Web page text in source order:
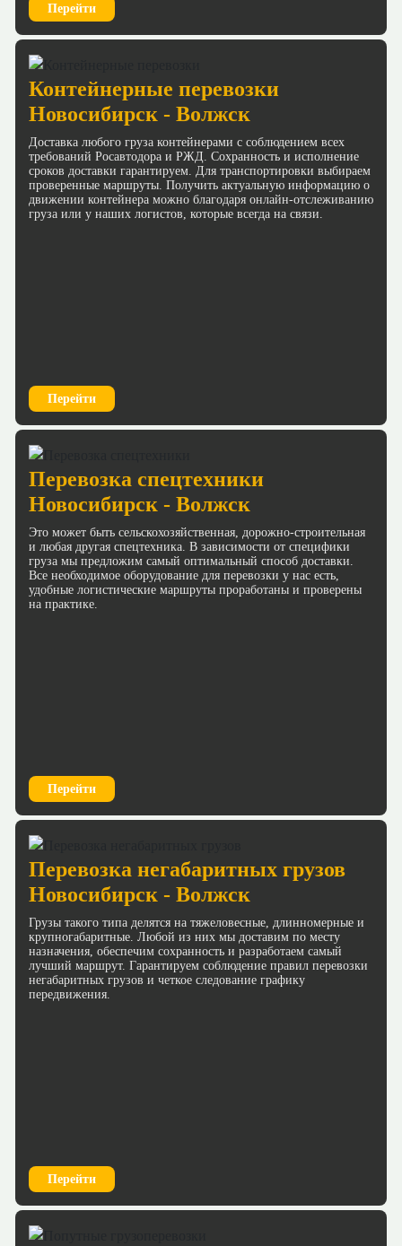
Перейти
Контейнерные перевозки
Новосибирск - Волжск
Доставка любого груза контейнерами с соблюдением всех
требований Росавтодора и РЖД. Сохранность и исполнение
сроков доставки гарантируем. Для транспортировки выбираем
проверенные маршруты. Получить актуальную информацию о
движении контейнера можно благодаря онлайн-отслеживанию
груза или у наших логистов, которые всегда на связи.
Перейти
Перевозка спецтехники
Новосибирск - Волжск
Это может быть сельскохозяйственная, дорожно-строительная
и любая другая спецтехника. В зависимости от специфики
груза мы предложим самый оптимальный способ доставки.
Все необходимое оборудование для перевозки у нас есть,
удобные логистические маршруты проработаны и проверены
на практике.
Перейти
Перевозка негабаритных грузов
Новосибирск - Волжск
Грузы такого типа делятся на тяжеловесные, длинномерные и
крупногабаритные. Любой из них мы доставим по месту
назначения, обеспечим сохранность и разработаем самый
лучший маршрут. Гарантируем соблюдение правил перевозки
негабаритных грузов и четкое следование графику
передвижения.
Перейти